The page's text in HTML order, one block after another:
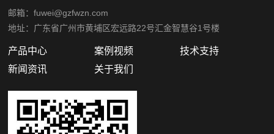
邮箱：fuwei@gzfwzn.com
地址：广东省广州市黄埔区宏远路22号汇金智慧谷1号楼
产品中心 案例视频
技术支持
新闻资讯
关于我们